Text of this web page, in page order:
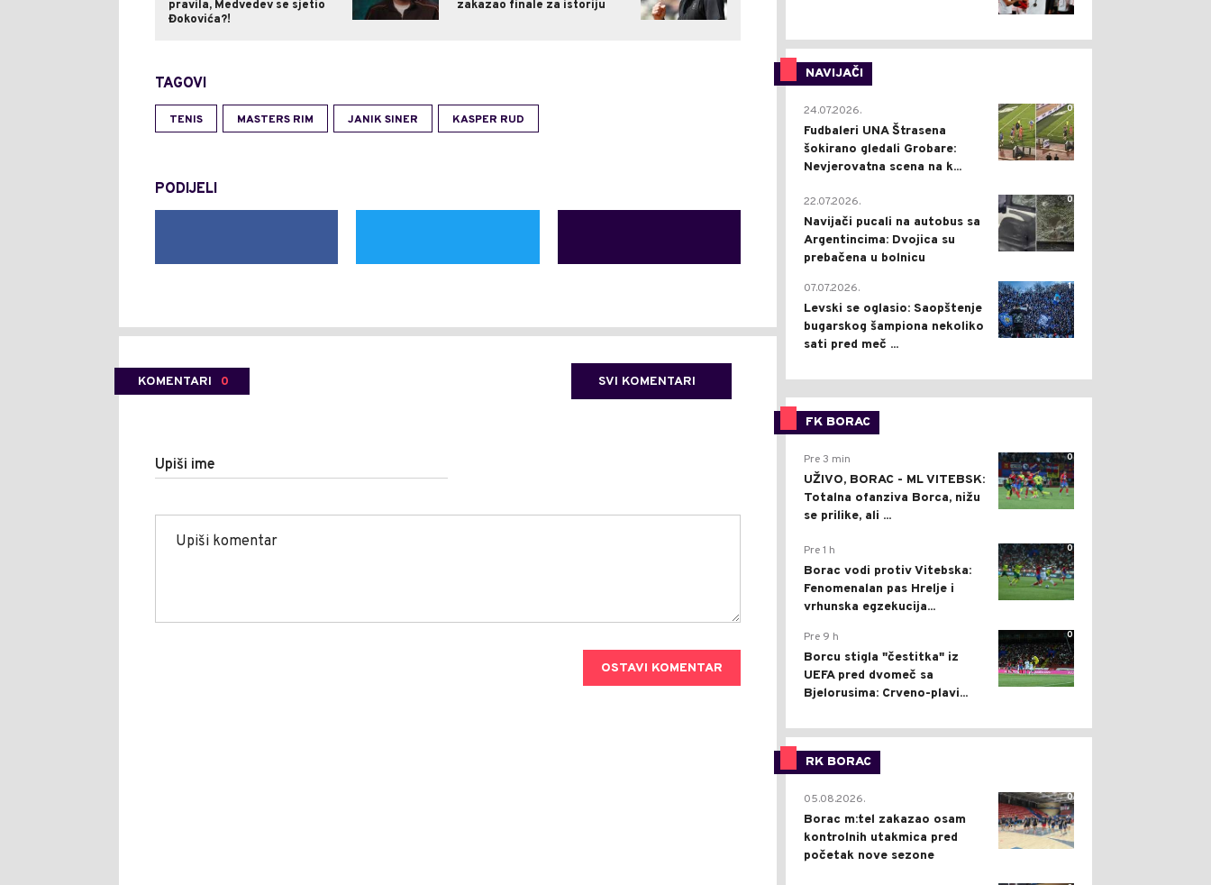
pravila, Medvedev se sjetio
Đokovića?!
zakazao finale za istoriju
TAGOVI
TENIS MASTERS RIM JANIK SINER KASPER RUD
PODIJELI
KOMENTARI 0 SVI KOMENTARI
Upiši ime
OSTAVI KOMENTAR
NAVIJAČI
0
24.07.2026.
Fudbaleri UNA Štrasena
šokirano gledali Grobare:
Nevjerovatna scena na k...
0
22.07.2026.
Navijači pucali na autobus sa
Argentincima: Dvojica su
prebačena u bolnicu
1
07.07.2026.
Levski se oglasio: Saopštenje
bugarskog šampiona nekoliko
sati pred meč ...
FK BORAC
0
Pre 3 min
UŽIVO, BORAC - ML VITEBSK:
Totalna ofanziva Borca, nižu
se prilike, ali ...
0
Pre 1 h
Borac vodi protiv Vitebska:
Fenomenalan pas Hrelje i
vrhunska egzekucija...
0
Pre 9 h
Borcu stigla "čestitka" iz
UEFA pred dvomeč sa
Bjelorusima: Crveno-plavi...
RK BORAC
0
05.08.2026.
Borac m:tel zakazao osam
kontrolnih utakmica pred
početak nove sezone